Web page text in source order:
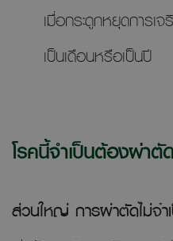
เมื่อกระดูกหยุดการเ
เป็นเดือนหรือเป็นปี
โรคนี้จำเป็นต้องผ่าตั
ส่วนใหญ่ การผ่าตัดไม่จำ